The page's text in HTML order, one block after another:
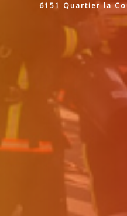
6151 Quartier la